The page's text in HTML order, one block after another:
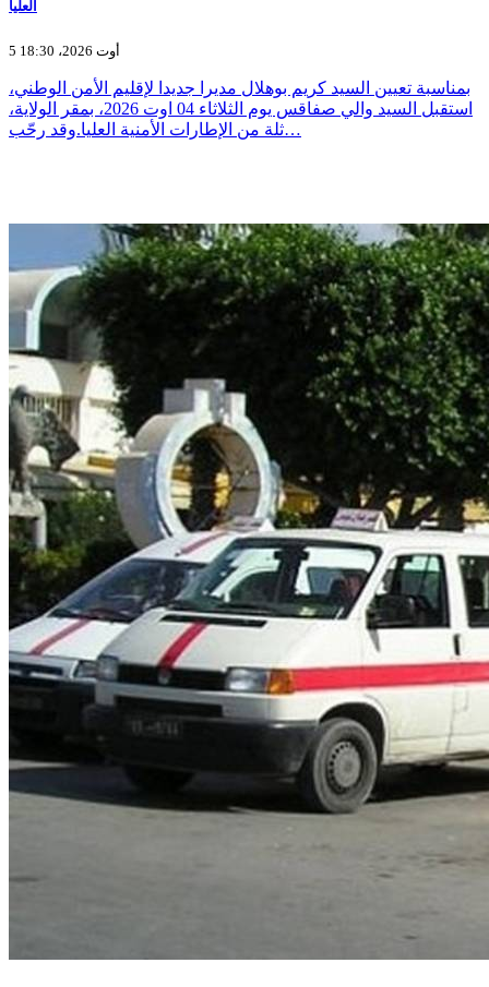
العليا
5 أوت 2026، 18:30
بمناسبة تعيين السيد كريم بوهلال مديرا جديدا لإقليم الأمن الوطني،
استقبل السيد والي صفاقس يوم الثلاثاء 04 اوت 2026، بمقر الولاية،
ثلة من الإطارات الأمنية العليا.وقد رحّب…